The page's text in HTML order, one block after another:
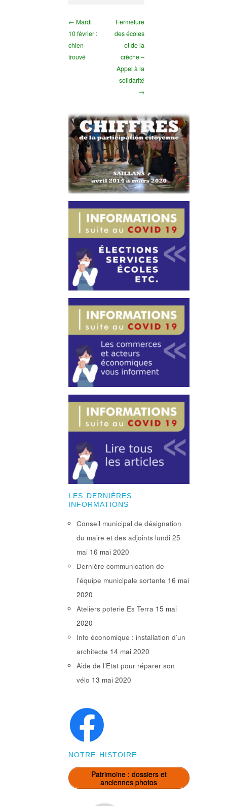
← Mardi
10 février :
chien
trouvé
Fermeture
des écoles
et de la
crêche –
Appel à la
solidarité
→
LES DERNIÈRES
INFORMATIONS
Conseil municipal de désignation
du maire et des adjoints lundi 25
mai 16 mai 2020
Dernière communication de
l’équipe municipale sortante 16 mai
2020
Ateliers poterie Es Terra 15 mai
2020
Info économique : installation d’un
architecte 14 mai 2020
Aide de l’Etat pour réparer son
vélo 13 mai 2020
NOTRE HISTOIRE :
Patrimoine : dossiers et
anciennes photos